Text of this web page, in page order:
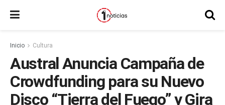
Inicio Cultura
Austral Anuncia Campaña de
Crowdfunding para su Nuevo
Disco “Tierra del Fuego” y Gira